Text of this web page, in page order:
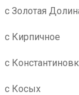
с Золотая
с Кирпичное
с
с Косых